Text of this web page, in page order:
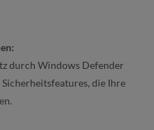
durch Windows Defender
die Ihre